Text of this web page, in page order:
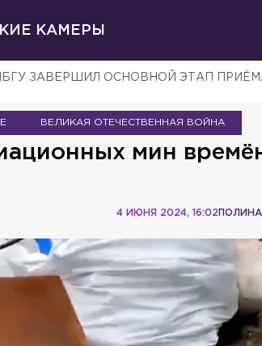
КАМЕРЫ
ЗАВЕРШИЛ ОСНОВНОЙ ЭТАП
ВЕЛИКАЯ ОТЕЧЕСТВЕННАЯ ВОЙНА
мин
4 ИЮНЯ 2024, 16:02